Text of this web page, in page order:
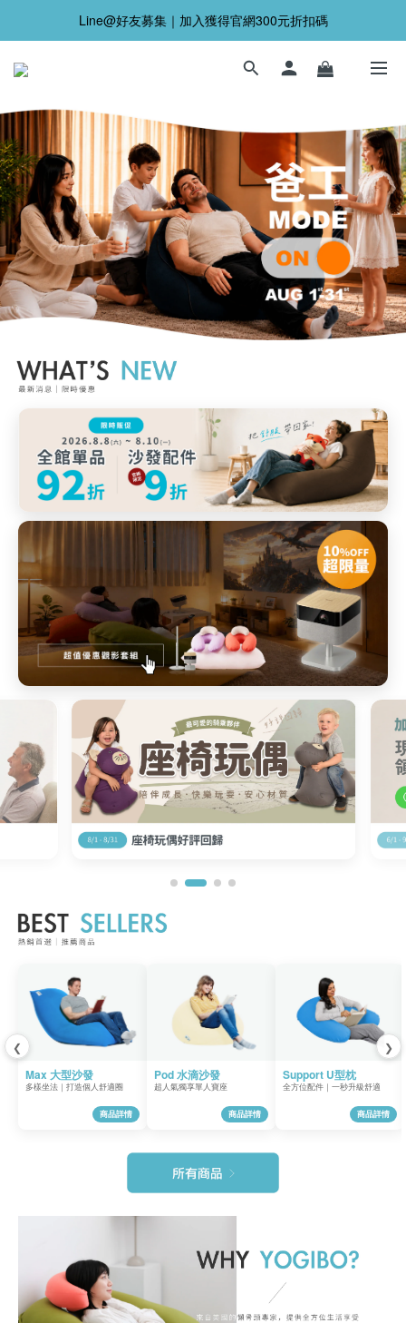
Line@好友募集｜加入獲得官網300元折扣碼
❮
Max 大型沙發
多樣坐法｜打造個人舒適圈
商品詳情
Pod 水滴沙發
超人氣獨享單人寶座
商品詳情
Support U型枕
全方位配件｜一秒升級舒適
商品詳情
❯